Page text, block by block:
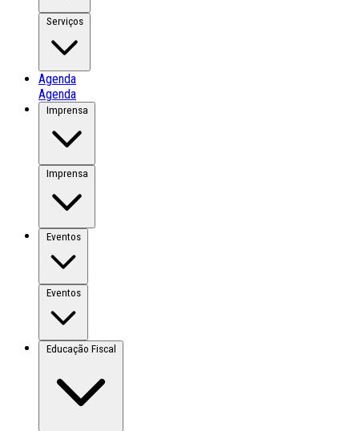
Serviços
Agenda
Agenda
Imprensa
Imprensa
Eventos
Eventos
Educação Fiscal